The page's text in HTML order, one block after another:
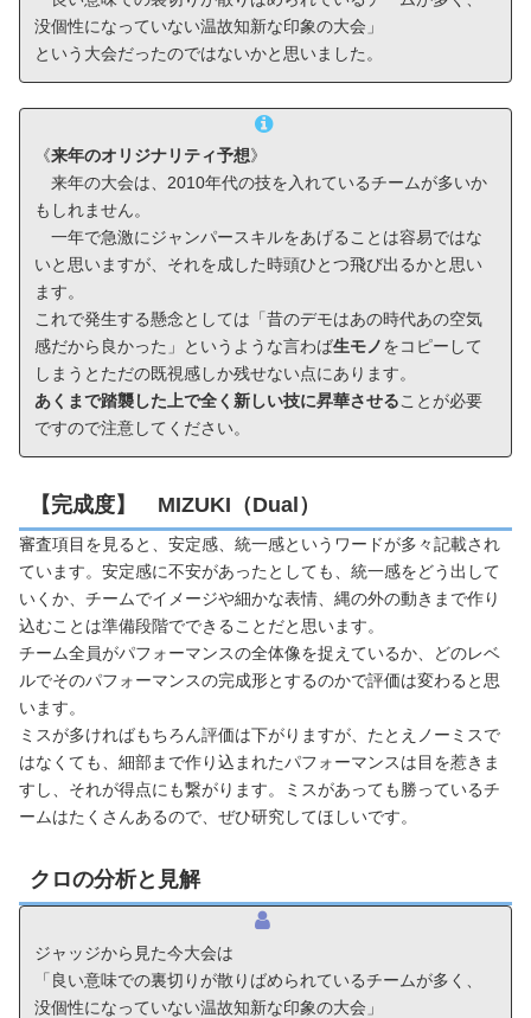
没個性になっていない温故知新な印象の大会」
という大会だったのではないかと思いました。
《来年のオリジナリティ予想》
来年の大会は、2010年代の技を入れているチームが多いか
もしれません。
一年で急激にジャンパースキルをあげることは容易ではな
いと思いますが、それを成した時頭ひとつ飛び出るかと思い
ます。
これで発生する懸念としては「昔のデモはあの時代あの空気
感だから良かった」というような言わば生モノをコピーして
しまうとただの既視感しか残せない点にあります。
あくまで踏襲した上で全く新しい技に昇華させることが必要
ですので注意してください。
【完成度】 MIZUKI（Dual）
審査項目を見ると、安定感、統一感というワードが多々記載され
ています。安定感に不安があったとしても、統一感をどう出して
いくか、チームでイメージや細かな表情、縄の外の動きまで作り
込むことは準備段階でできることだと思います。
チーム全員がパフォーマンスの全体像を捉えているか、どのレベ
ルでそのパフォーマンスの完成形とするのかで評価は変わると思
います。
ミスが多ければもちろん評価は下がりますが、たとえノーミスで
はなくても、細部まで作り込まれたパフォーマンスは目を惹きま
すし、それが得点にも繋がります。ミスがあっても勝っているチ
ームはたくさんあるので、ぜひ研究してほしいです。
クロの分析と見解
ジャッジから見た今大会は
「良い意味での裏切りが散りばめられているチームが多く、
没個性になっていない温故知新な印象の大会」